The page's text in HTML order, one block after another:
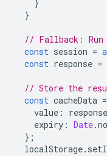
}
}
// Fallback:
const session =
const response =
// Store the
const cacheData =
value : response
expiry : Date.
};
localStorage.